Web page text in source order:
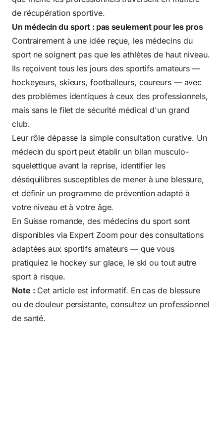
de récupération sportive.
Un médecin du sport : pas seulement pour les pros
Contrairement à une idée reçue, les médecins du
sport ne soignent pas que les athlètes de haut niveau.
Ils reçoivent tous les jours des sportifs amateurs —
hockeyeurs, skieurs, footballeurs, coureurs — avec
des problèmes identiques à ceux des professionnels,
mais sans le filet de sécurité médical d'un grand
club.
Leur rôle dépasse la simple consultation curative. Un
médecin du sport peut établir un bilan musculo-
squelettique avant la reprise, identifier les
déséquilibres susceptibles de mener à une blessure,
et définir un programme de prévention adapté à
votre niveau et à votre âge.
En Suisse romande, des médecins du sport sont
disponibles via Expert Zoom pour des consultations
adaptées aux sportifs amateurs — que vous
pratiquiez le hockey sur glace, le ski ou tout autre
sport à risque.
Note : Cet article est informatif. En cas de blessure
ou de douleur persistante, consultez un professionnel
de santé.